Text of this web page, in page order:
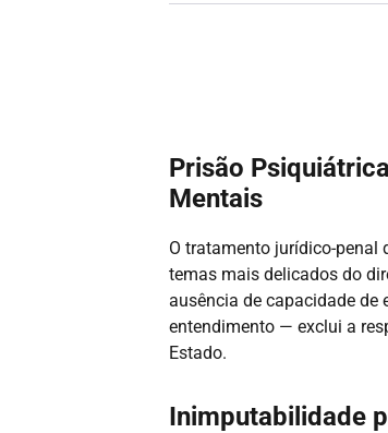
Prisão
Mentais
O tratamento jurídico-penal
temas mais delicados do
ausência de capacidade de
entendimento — exclui a
Estado.
Inimputabilidade